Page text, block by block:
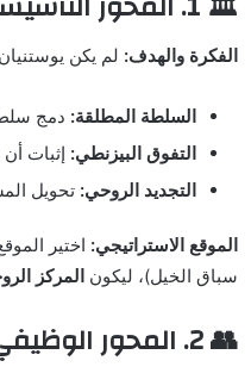
الفكرة والهدف: لم يكن
السلطة المطلقة: دمج
التفوق البيزنطي: إثبات
التجديد الروحي: تحويل
الموقع الاستراتيجي:
سباق الخيل)، ليكون المركز
👥 2. المحور الوظيفي والاجتماعي (كيف خدم الناس؟)